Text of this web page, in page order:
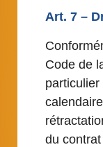
Art. 7 –
Code de
du